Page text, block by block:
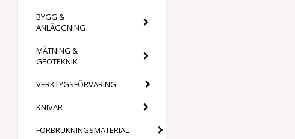
BYGG &
ANLÄGGNING
MÄTNING &
GEOTEKNIK
VERKTYGSFÖRVARING
KNIVAR
FÖRBRUKNINGSMATERIAL